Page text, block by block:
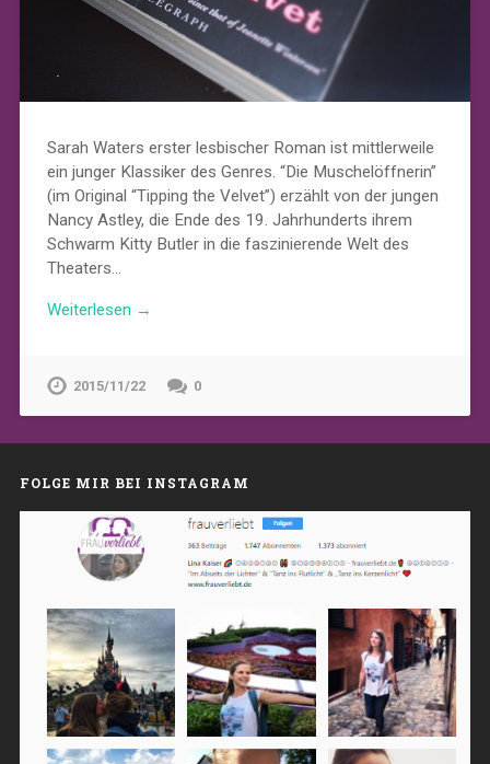
Sarah Waters erster lesbischer Roman ist mittlerweile
ein junger Klassiker des Genres. “Die Muschelöffnerin”
(im Original “Tipping the Velvet”) erzählt von der jungen
Nancy Astley, die Ende des 19. Jahrhunderts ihrem
Schwarm Kitty Butler in die faszinierende Welt des
Theaters…
Weiterlesen →
2015/11/22 0
FOLGE MIR BEI INSTAGRAM